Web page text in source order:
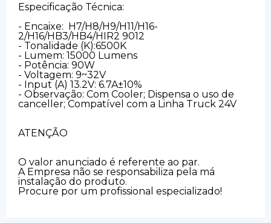
Especificação Técnica:
- Encaixe: H7/H8/H9/H11/H16-
2/H16/HB3/HB4/HIR2 9012
- Tonalidade (K):6500K
- Lumem: 15000 Lumens
- Potência: 90W
- Voltagem: 9~32V
- Input (A) 13.2V: 6.7A±10%
- Observação: Com Cooler; Dispensa o uso de
canceller; Compatível com a Linha Truck 24V
ATENÇÃO
O valor anunciado é referente ao par.
A Empresa não se responsabiliza pela má
instalação do produto.
Procure por um profissional especializado!